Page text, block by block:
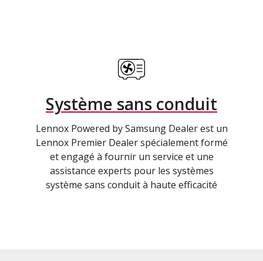
Système sans conduit
Lennox Powered by Samsung Dealer est un
Lennox Premier Dealer spécialement formé
et engagé à fournir un service et une
assistance experts pour les systèmes
système sans conduit à haute efficacité